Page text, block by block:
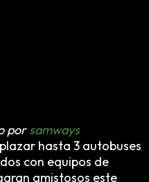
porsamways
hasta 3 autobuses
con equipos de
amistosos este